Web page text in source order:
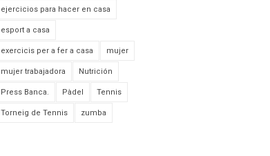
ejercicios para hacer en casa
esport a casa
exercicis per a fer a casa mujer
mujer trabajadora Nutrición
Press Banca. Pàdel Tennis
Torneig de Tennis zumba